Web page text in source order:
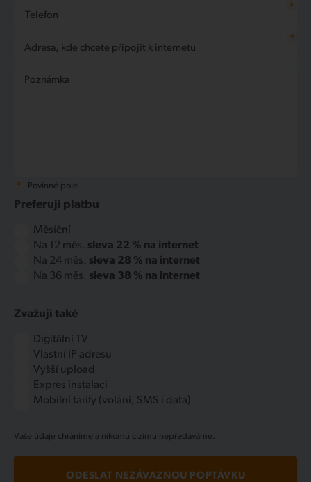
Telefon
*
Adresa, kde chcete připojit k internetu
*
Poznámka
* Povinné pole
Preferuji platbu
Měsíční
Na 12 měs. sleva 22 % na internet
Na 24 měs. sleva 28 % na internet
Na 36 měs. sleva 38 % na internet
Zvažuji také
Digitální TV
Vlastní IP adresu
Vyšší upload
Expres instalaci
Mobilní tarify (volání, SMS i data)
Vaše údaje chráníme a nikomu cizímu nepředáváme.
ODESLAT NEZÁVAZNOU POPTÁVKU